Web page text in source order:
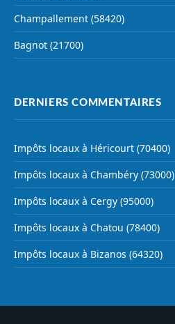
Champallement (58420)
Bagnot (21700)
DERNIERS COMMENTAIRES
Impôts locaux à Héricourt (70400)
Impôts locaux à Chambéry (73000)
Impôts locaux à Cergy (95000)
Impôts locaux à Chatou (78400)
Impôts locaux à Bizanos (64320)